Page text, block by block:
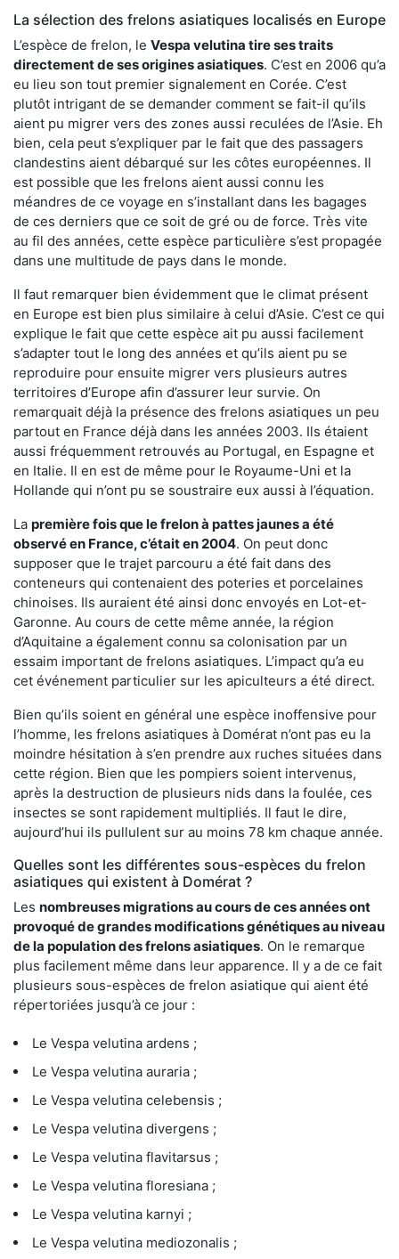
La sélection des frelons asiatiques localisés en Europe
L’espèce de frelon, le Vespa velutina tire ses traits
directement de ses origines asiatiques. C’est en 2006 qu’a
eu lieu son tout premier signalement en Corée. C’est
plutôt intrigant de se demander comment se fait-il qu’ils
aient pu migrer vers des zones aussi reculées de l’Asie. Eh
bien, cela peut s’expliquer par le fait que des passagers
clandestins aient débarqué sur les côtes européennes. Il
est possible que les frelons aient aussi connu les
méandres de ce voyage en s’installant dans les bagages
de ces derniers que ce soit de gré ou de force. Très vite
au fil des années, cette espèce particulière s’est propagée
dans une multitude de pays dans le monde.
Il faut remarquer bien évidemment que le climat présent
en Europe est bien plus similaire à celui d’Asie. C’est ce qui
explique le fait que cette espèce ait pu aussi facilement
s’adapter tout le long des années et qu’ils aient pu se
reproduire pour ensuite migrer vers plusieurs autres
territoires d’Europe afin d’assurer leur survie. On
remarquait déjà la présence des frelons asiatiques un peu
partout en France déjà dans les années 2003. Ils étaient
aussi fréquemment retrouvés au Portugal, en Espagne et
en Italie. Il en est de même pour le Royaume-Uni et la
Hollande qui n’ont pu se soustraire eux aussi à l’équation.
La première fois que le frelon à pattes jaunes a été
observé en France, c’était en 2004. On peut donc
supposer que le trajet parcouru a été fait dans des
conteneurs qui contenaient des poteries et porcelaines
chinoises. Ils auraient été ainsi donc envoyés en Lot-et-
Garonne. Au cours de cette même année, la région
d’Aquitaine a également connu sa colonisation par un
essaim important de frelons asiatiques. L’impact qu’a eu
cet événement particulier sur les apiculteurs a été direct.
Bien qu’ils soient en général une espèce inoffensive pour
l’homme, les frelons asiatiques à Domérat n’ont pas eu la
moindre hésitation à s’en prendre aux ruches situées dans
cette région. Bien que les pompiers soient intervenus,
après la destruction de plusieurs nids dans la foulée, ces
insectes se sont rapidement multipliés. Il faut le dire,
aujourd’hui ils pullulent sur au moins 78 km chaque année.
Quelles sont les différentes sous-espèces du frelon
asiatiques qui existent à Domérat ?
Les nombreuses migrations au cours de ces années ont
provoqué de grandes modifications génétiques au niveau
de la population des frelons asiatiques. On le remarque
plus facilement même dans leur apparence. Il y a de ce fait
plusieurs sous-espèces de frelon asiatique qui aient été
répertoriées jusqu’à ce jour :
Le Vespa velutina ardens ;
Le Vespa velutina auraria ;
Le Vespa velutina celebensis ;
Le Vespa velutina divergens ;
Le Vespa velutina flavitarsus ;
Le Vespa velutina floresiana ;
Le Vespa velutina karnyi ;
Le Vespa velutina mediozonalis ;